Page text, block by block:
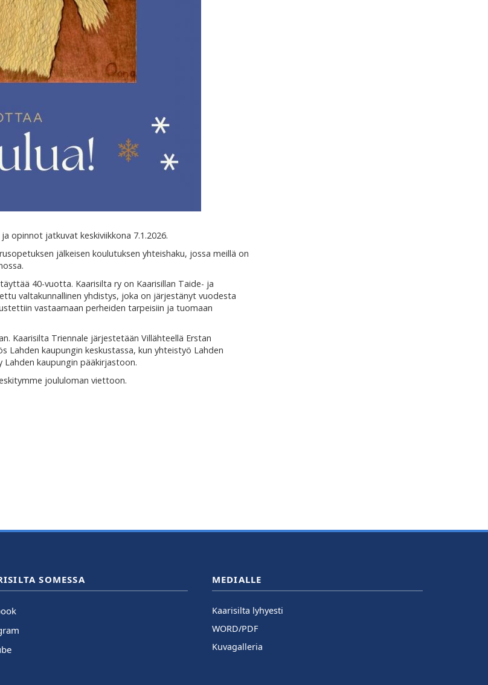
opinnot jatkuvat keskiviikkona 7.1.2026.
jälkeisen koulutuksen yhteishaku, jossa meillä on
40-vuotta. Kaarisilta ry on Kaarisillan Taide- ja
valtakunnallinen yhdistys, joka on järjestänyt vuodesta
vastaamaan perheiden tarpeisiin ja tuomaan
Kaarisilta Triennale järjestetään Villähteellä Erstan
Lahden kaupungin keskustassa, kun yhteistyö Lahden
kaupungin pääkirjastoon.
joululoman viettoon.
SOMESSA MEDIALLE
Kaarisilta lyhyesti
WORD/PDF
Kuvagalleria